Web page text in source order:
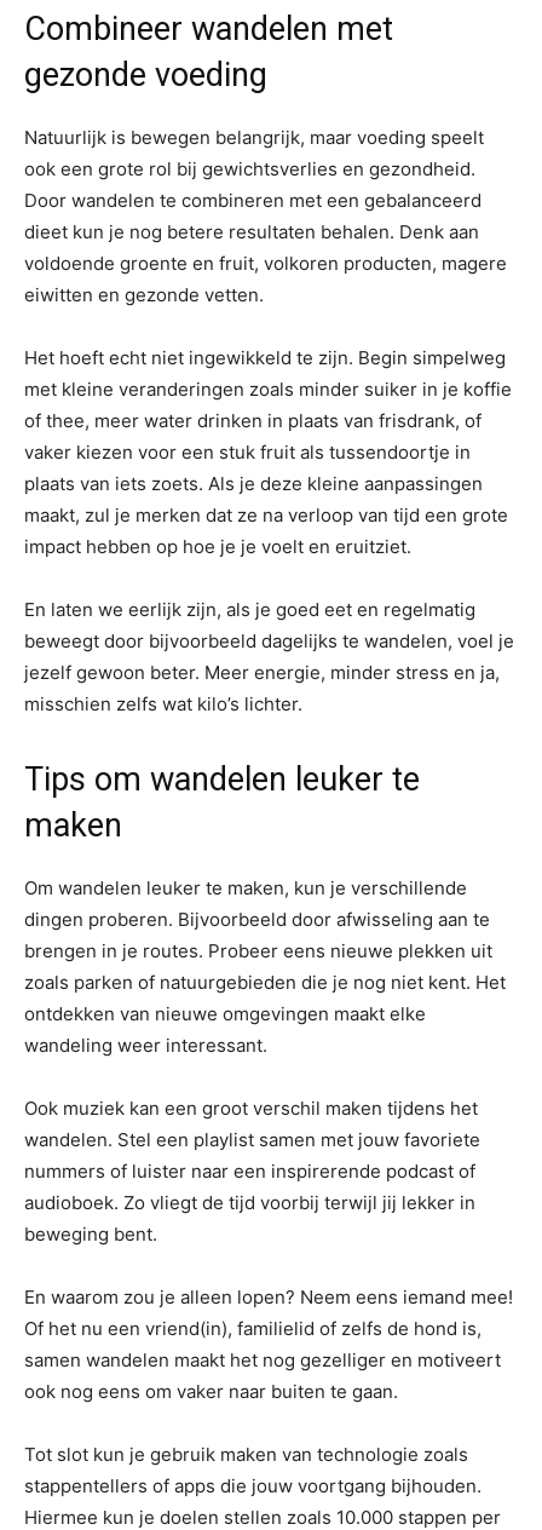
Combineer wandelen met
gezonde voeding
Natuurlijk is bewegen belangrijk, maar voeding speelt
ook een grote rol bij gewichtsverlies en gezondheid.
Door wandelen te combineren met een gebalanceerd
dieet kun je nog betere resultaten behalen. Denk aan
voldoende groente en fruit, volkoren producten, magere
eiwitten en gezonde vetten.
Het hoeft echt niet ingewikkeld te zijn. Begin simpelweg
met kleine veranderingen zoals minder suiker in je koffie
of thee, meer water drinken in plaats van frisdrank, of
vaker kiezen voor een stuk fruit als tussendoortje in
plaats van iets zoets. Als je deze kleine aanpassingen
maakt, zul je merken dat ze na verloop van tijd een grote
impact hebben op hoe je je voelt en eruitziet.
En laten we eerlijk zijn, als je goed eet en regelmatig
beweegt door bijvoorbeeld dagelijks te wandelen, voel je
jezelf gewoon beter. Meer energie, minder stress en ja,
misschien zelfs wat kilo’s lichter.
Tips om wandelen leuker te
maken
Om wandelen leuker te maken, kun je verschillende
dingen proberen. Bijvoorbeeld door afwisseling aan te
brengen in je routes. Probeer eens nieuwe plekken uit
zoals parken of natuurgebieden die je nog niet kent. Het
ontdekken van nieuwe omgevingen maakt elke
wandeling weer interessant.
Ook muziek kan een groot verschil maken tijdens het
wandelen. Stel een playlist samen met jouw favoriete
nummers of luister naar een inspirerende podcast of
audioboek. Zo vliegt de tijd voorbij terwijl jij lekker in
beweging bent.
En waarom zou je alleen lopen? Neem eens iemand mee!
Of het nu een vriend(in), familielid of zelfs de hond is,
samen wandelen maakt het nog gezelliger en motiveert
ook nog eens om vaker naar buiten te gaan.
Tot slot kun je gebruik maken van technologie zoals
stappentellers of apps die jouw voortgang bijhouden.
Hiermee kun je doelen stellen zoals 10.000 stappen per